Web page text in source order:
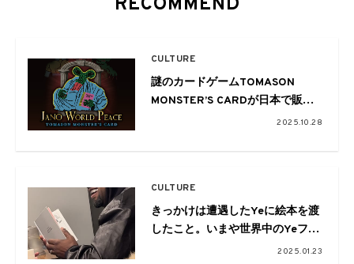
CULTURE
謎のカードゲームTOMASON
MONSTER’S CARDが日本で販売
開始。合わせてポップアップ&大
2025.10.28
CULTURE
きっかけは遭遇したYeに絵本を渡
したこと。いまや世界中のYeファ
ンが注目するTOMASONによる絵
2025.01.23